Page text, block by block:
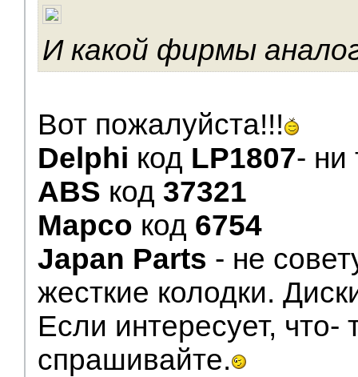
И какой фирмы
Вот пожалуйста!!!
Delphi код LP1807- ни
ABS код 37321
Mapco код 6754
Japan Parts - не
жесткие колодки.
Если интересует, что-
спрашивайте.